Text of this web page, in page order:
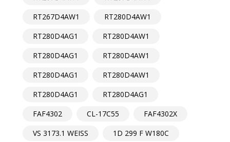
RT267D4AW1
RT280D4AW1
RT280D4AG1
RT280D4AW1
RT280D4AG1
RT280D4AW1
RT280D4AG1
RT280D4AW1
RT280D4AG1
RT280D4AG1
FAF4302
CL-17C55
FAF4302X
VS 3173.1 WEISS
1D 299 F W180C